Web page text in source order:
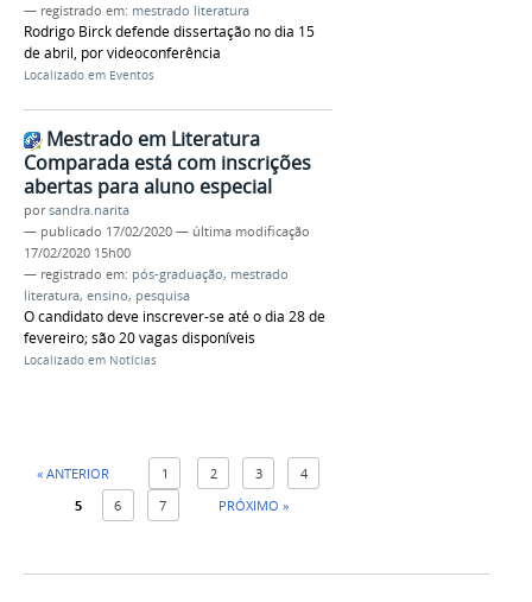
— registrado em: mestrado literatura
Rodrigo Birck defende dissertação no dia 15
de abril, por videoconferência
Localizado em Eventos
Mestrado em Literatura
Comparada está com inscrições
abertas para aluno especial
porsandra.narita
— publicado 17/02/2020 — última modificação
17/02/2020 15h00
— registrado em: pós-graduação, mestrado
literatura, ensino, pesquisa
O candidato deve inscrever-se até o dia 28 de
fevereiro; são 20 vagas disponíveis
Localizado em Notícias
« ANTERIOR 1 2 3
4
5
6 7 PRÓXIMO »